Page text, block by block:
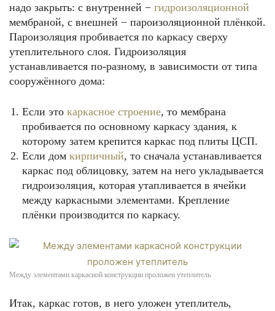
надо закрыть: с внутренней − гидроизоляционной
мембраной, с внешней − пароизоляционной плёнкой.
Пароизоляция пробивается по каркасу сверху
утеплительного слоя. Гидроизоляция
устанавливается по-разному, в зависимости от типа
сооружённого дома:
Если это каркасное строение, то мембрана
пробивается по основному каркасу здания, к
которому затем крепится каркас под плиты ЦСП.
Если дом кирпичный, то сначала устанавливается
каркас под облицовку, затем на него укладывается
гидроизоляция, которая утапливается в ячейки
между каркасными элементами. Крепление
плёнки производится по каркасу.
Между элементами каркасной конструкции проложен утеплитель
Итак, каркас готов, в него уложен утеплитель,